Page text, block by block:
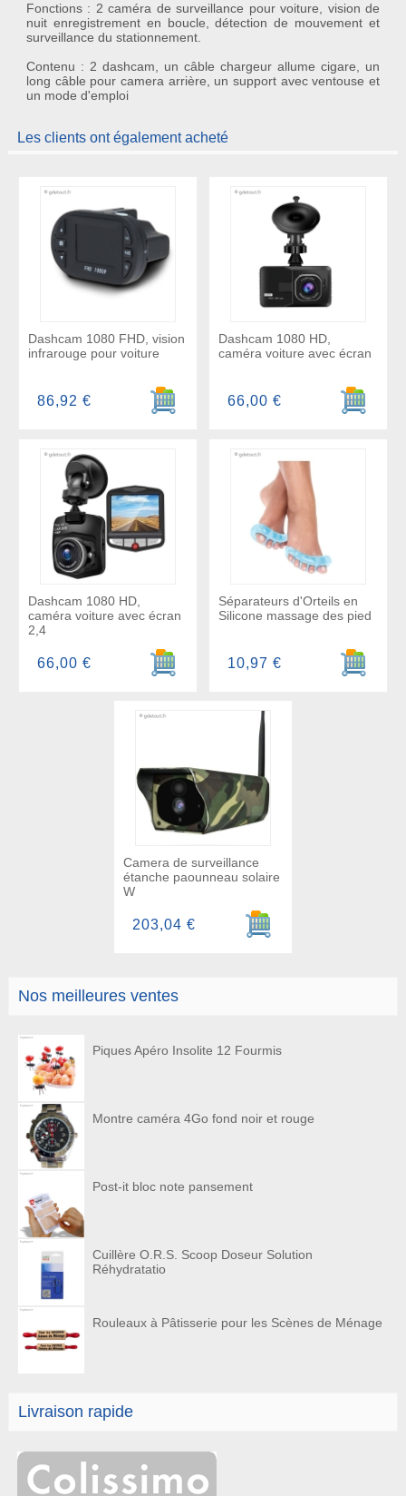
Nos meilleures ventes
Piques Apéro Insolite 12 Fourmis
Montre caméra 4Go fond noir et rouge
Post-it bloc note pansement
Cuillère O.R.S. Scoop Doseur Solution
Réhydratatio
Rouleaux à Pâtisserie pour les Scènes de Ménage
Livraison rapide
Fonctions : 2 caméra de surveillance pour voiture, vision de
nuit enregistrement en boucle, détection de mouvement et
surveillance du stationnement.
Contenu : 2 dashcam, un câble chargeur allume cigare, un
long câble pour camera arrière, un support avec ventouse et
un mode d'emploi
Les clients ont également acheté
Dashcam 1080 FHD, vision
infrarouge pour voiture
Ajouter au panier
86,92 €
Dashcam 1080 HD,
caméra voiture avec écran
Ajouter
66,00 €
Dashcam 1080 HD,
caméra voiture avec écran
2,4
Ajouter au panier
66,00 €
Séparateurs d'Orteils en
Silicone massage des pied
Ajouter
10,97 €
Camera de surveillance
étanche paounneau solaire
W
Ajouter au panier
203,04 €